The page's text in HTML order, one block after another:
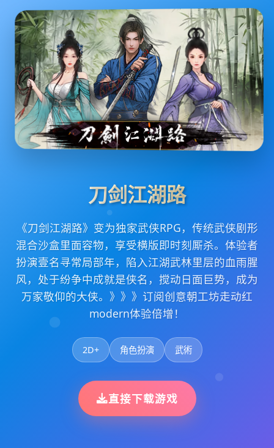
刀剑江湖路
《刀剑江湖路》变为独家武侠RPG，传统武侠剧形
混合沙盒里面容物，享受横版即时刻厮杀。体验者
扮演壹名寻常局部年，陷入江湖武林里层的血雨腥
风，处于纷争中成就是侠名，搅动日面巨势，成为
万家敬仰的大侠。》》》订阅创意朝工坊走动红
modern体验倍增！
2D+ 角色扮演 武術
直接下载游戏